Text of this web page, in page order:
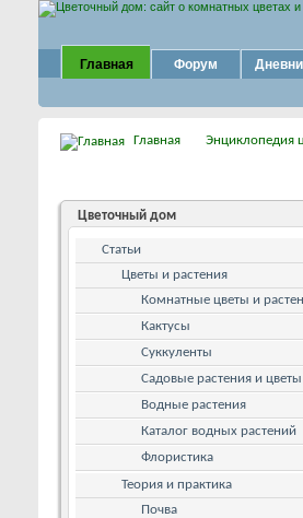
Главная Форум
Главная Энциклопедия
Цветочный дом
Статьи
Цветы и растения
Комнатные цветы и
Кактусы
Суккуленты
Садовые растения и цветы
Водные растения
Каталог водных растений
Флористика
Теория и практика
Почва